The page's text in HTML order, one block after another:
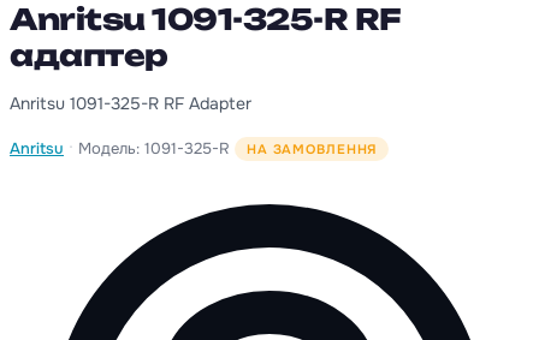
Anritsu 1091-325-R RF
адаптер
Anritsu 1091-325-R RF Adapter
Anritsu · Модель: 1091-325-R НА ЗАМОВЛЕННЯ